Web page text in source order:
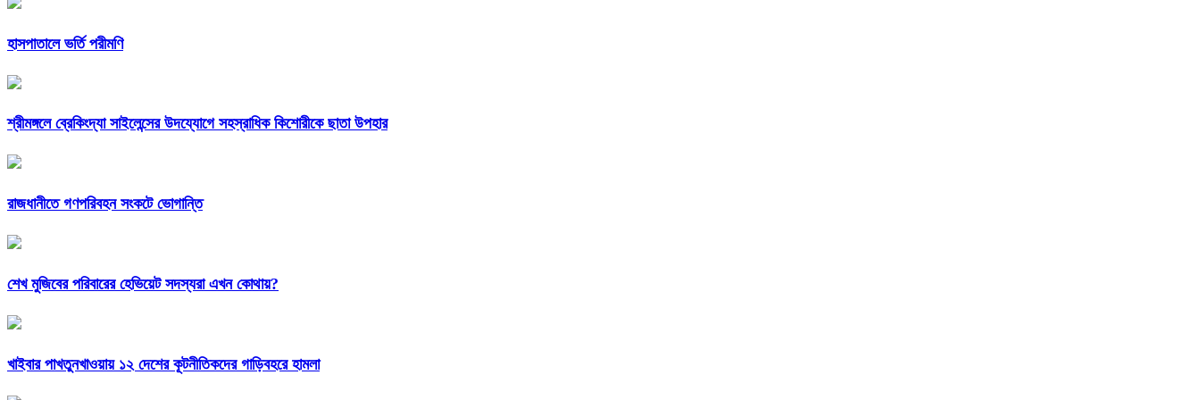
হাসপাতালে ভর্তি পরীমণি
শ্রীমঙ্গলে ব্রেকিংদ্যা সাইলেন্সের উদয্যোগে সহস্রাধিক কিশোরীকে ছাতা উপহার
রাজধানীতে গণপরিবহন সংকটে ভোগান্তি
শেখ মুজিবের পরিবারের হেভিয়েট সদস্যরা এখন কোথায়?
খাইবার পাখতুনখাওয়ায় ১২ দেশের কূটনীতিকদের গাড়িবহরে হামলা